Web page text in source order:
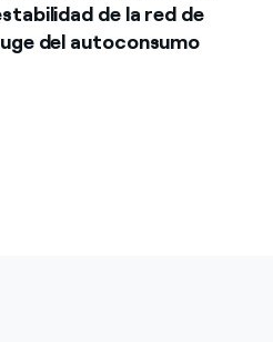
de la red de
del autoconsumo